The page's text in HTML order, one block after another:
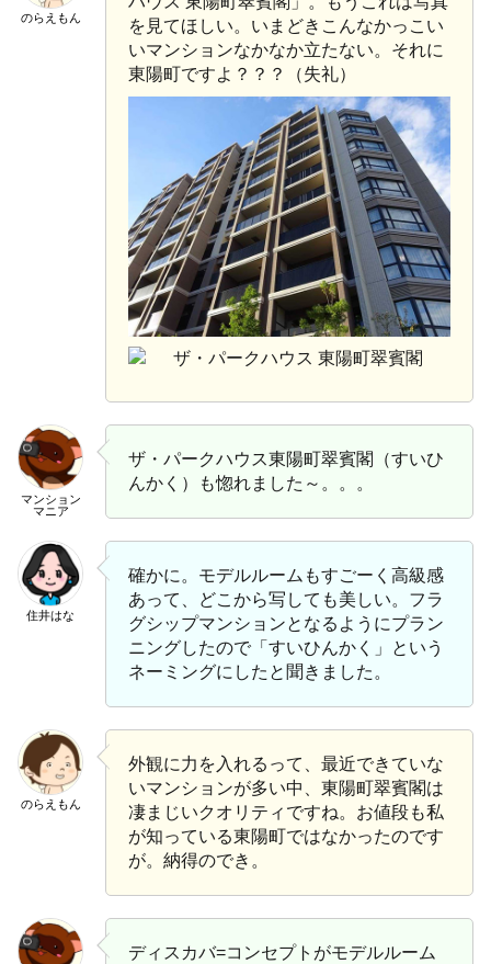
のらえもん
を見てほしい。いまどきこんなかっこい
いマンションなかなか立たない。それに
東陽町ですよ？？？（失礼）
マンション
マニア
ザ・パークハウス東陽町翠賓閣（すいひ
んかく）も惚れました～。。。
住井はな
確かに。モデルルームもすごーく高級感
あって、どこから写しても美しい。フラ
グシップマンションとなるようにプラン
ニングしたので「すいひんかく」という
ネーミングにしたと聞きました。
のらえもん
外観に力を入れるって、最近できていな
いマンションが多い中、東陽町翠賓閣は
凄まじいクオリティですね。お値段も私
が知っている東陽町ではなかったのです
が。納得のでき。
ディスカバ=コンセプトがモデルルーム